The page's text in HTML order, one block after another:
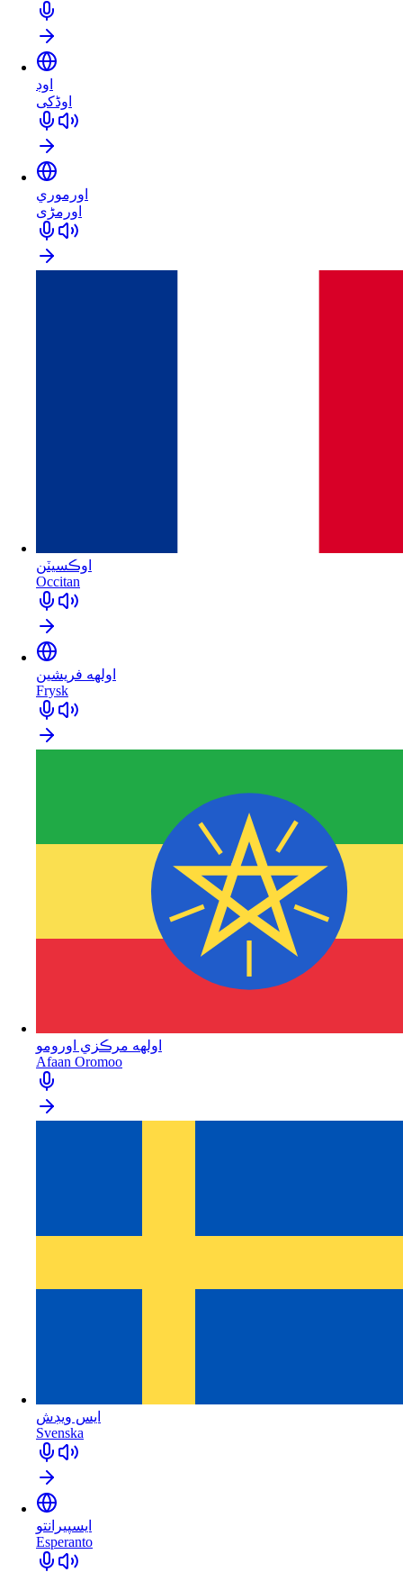
اوڊ
اوڈکی
اورموري
اورمڑی
اوڪسيٽن
Occitan
اولهه فريشين
Frysk
اولهه مرڪزي اورومو
Afaan Oromoo
ايس ويڊش
Svenska
ايسپيرانتو
Esperanto